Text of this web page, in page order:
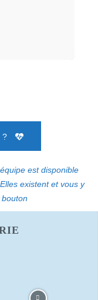
?
est disponible
existent et vous y